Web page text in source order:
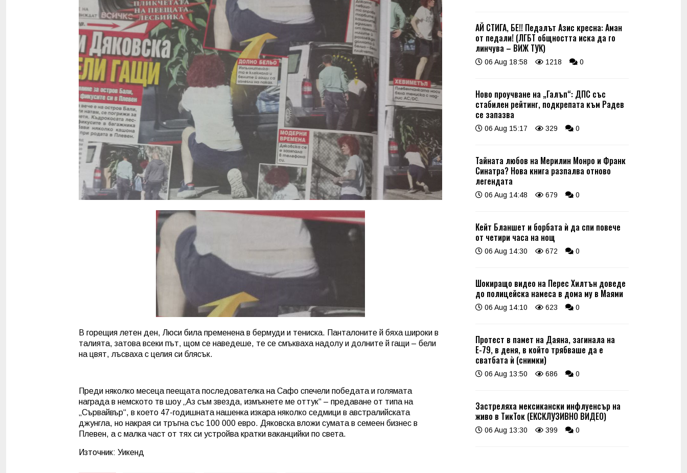
В горещия летен ден, Люси била пременена в бермуди и тениска. Панталоните й бяха широки в
талията, затова всеки път, щом се наведеше, те се смъкваха надолу и долните й гащи – бели
на цвят, лъсваха с целия си блясък.
Преди няколко месеца пеещата последователка на Сафо спечели победата и голямата
награда в немското тв шоу „Аз съм звезда, измъкнете ме оттук“ – предаване от типа на
„Сървайвър“, в което 47-годишната нашенка изкара няколко седмици в австралийската
джунгла, но накрая си тръгна със 100 000 евро. Дяковска вложи сумата в семеен бизнес в
Плевен, а с малка част от тях си устройва кратки ваканцийки по света.
Източник: Уикенд
АЙ СТИГА, БЕ!! Педалът Азис кресна: Аман
от педали! (ЛГБТ общността иска да го
линчува – ВИЖ ТУК)
06 Aug 18:58 1218 0
Ново проучване на „Галъп“: ДПС със
стабилен рейтинг, подкрепата към Радев
се запазва
06 Aug 15:17 329 0
Тайната любов на Мерилин Монро и Франк
Синатра? Нова книга разпалва отново
легендата
06 Aug 14:48 679 0
Кейт Бланшет и борбата ѝ да спи повече
от четири часа на нощ
06 Aug 14:30 672 0
Шокиращо видео на Перес Хилтън доведе
до полицейска намеса в дома му в Маями
06 Aug 14:10 623 0
Протест в памет на Даяна, загинала на
Е-79, в деня, в който трябваше да е
сватбата ѝ (снимки)
06 Aug 13:50 686 0
Застреляха мексикански инфлуенсър на
живо в ТикТок (ЕКСКЛУЗИВНО ВИДЕО)
06 Aug 13:30 399 0